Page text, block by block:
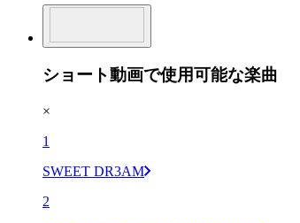
ショート動画で使用可能な楽曲
×
1
SWEET DR3AM
2